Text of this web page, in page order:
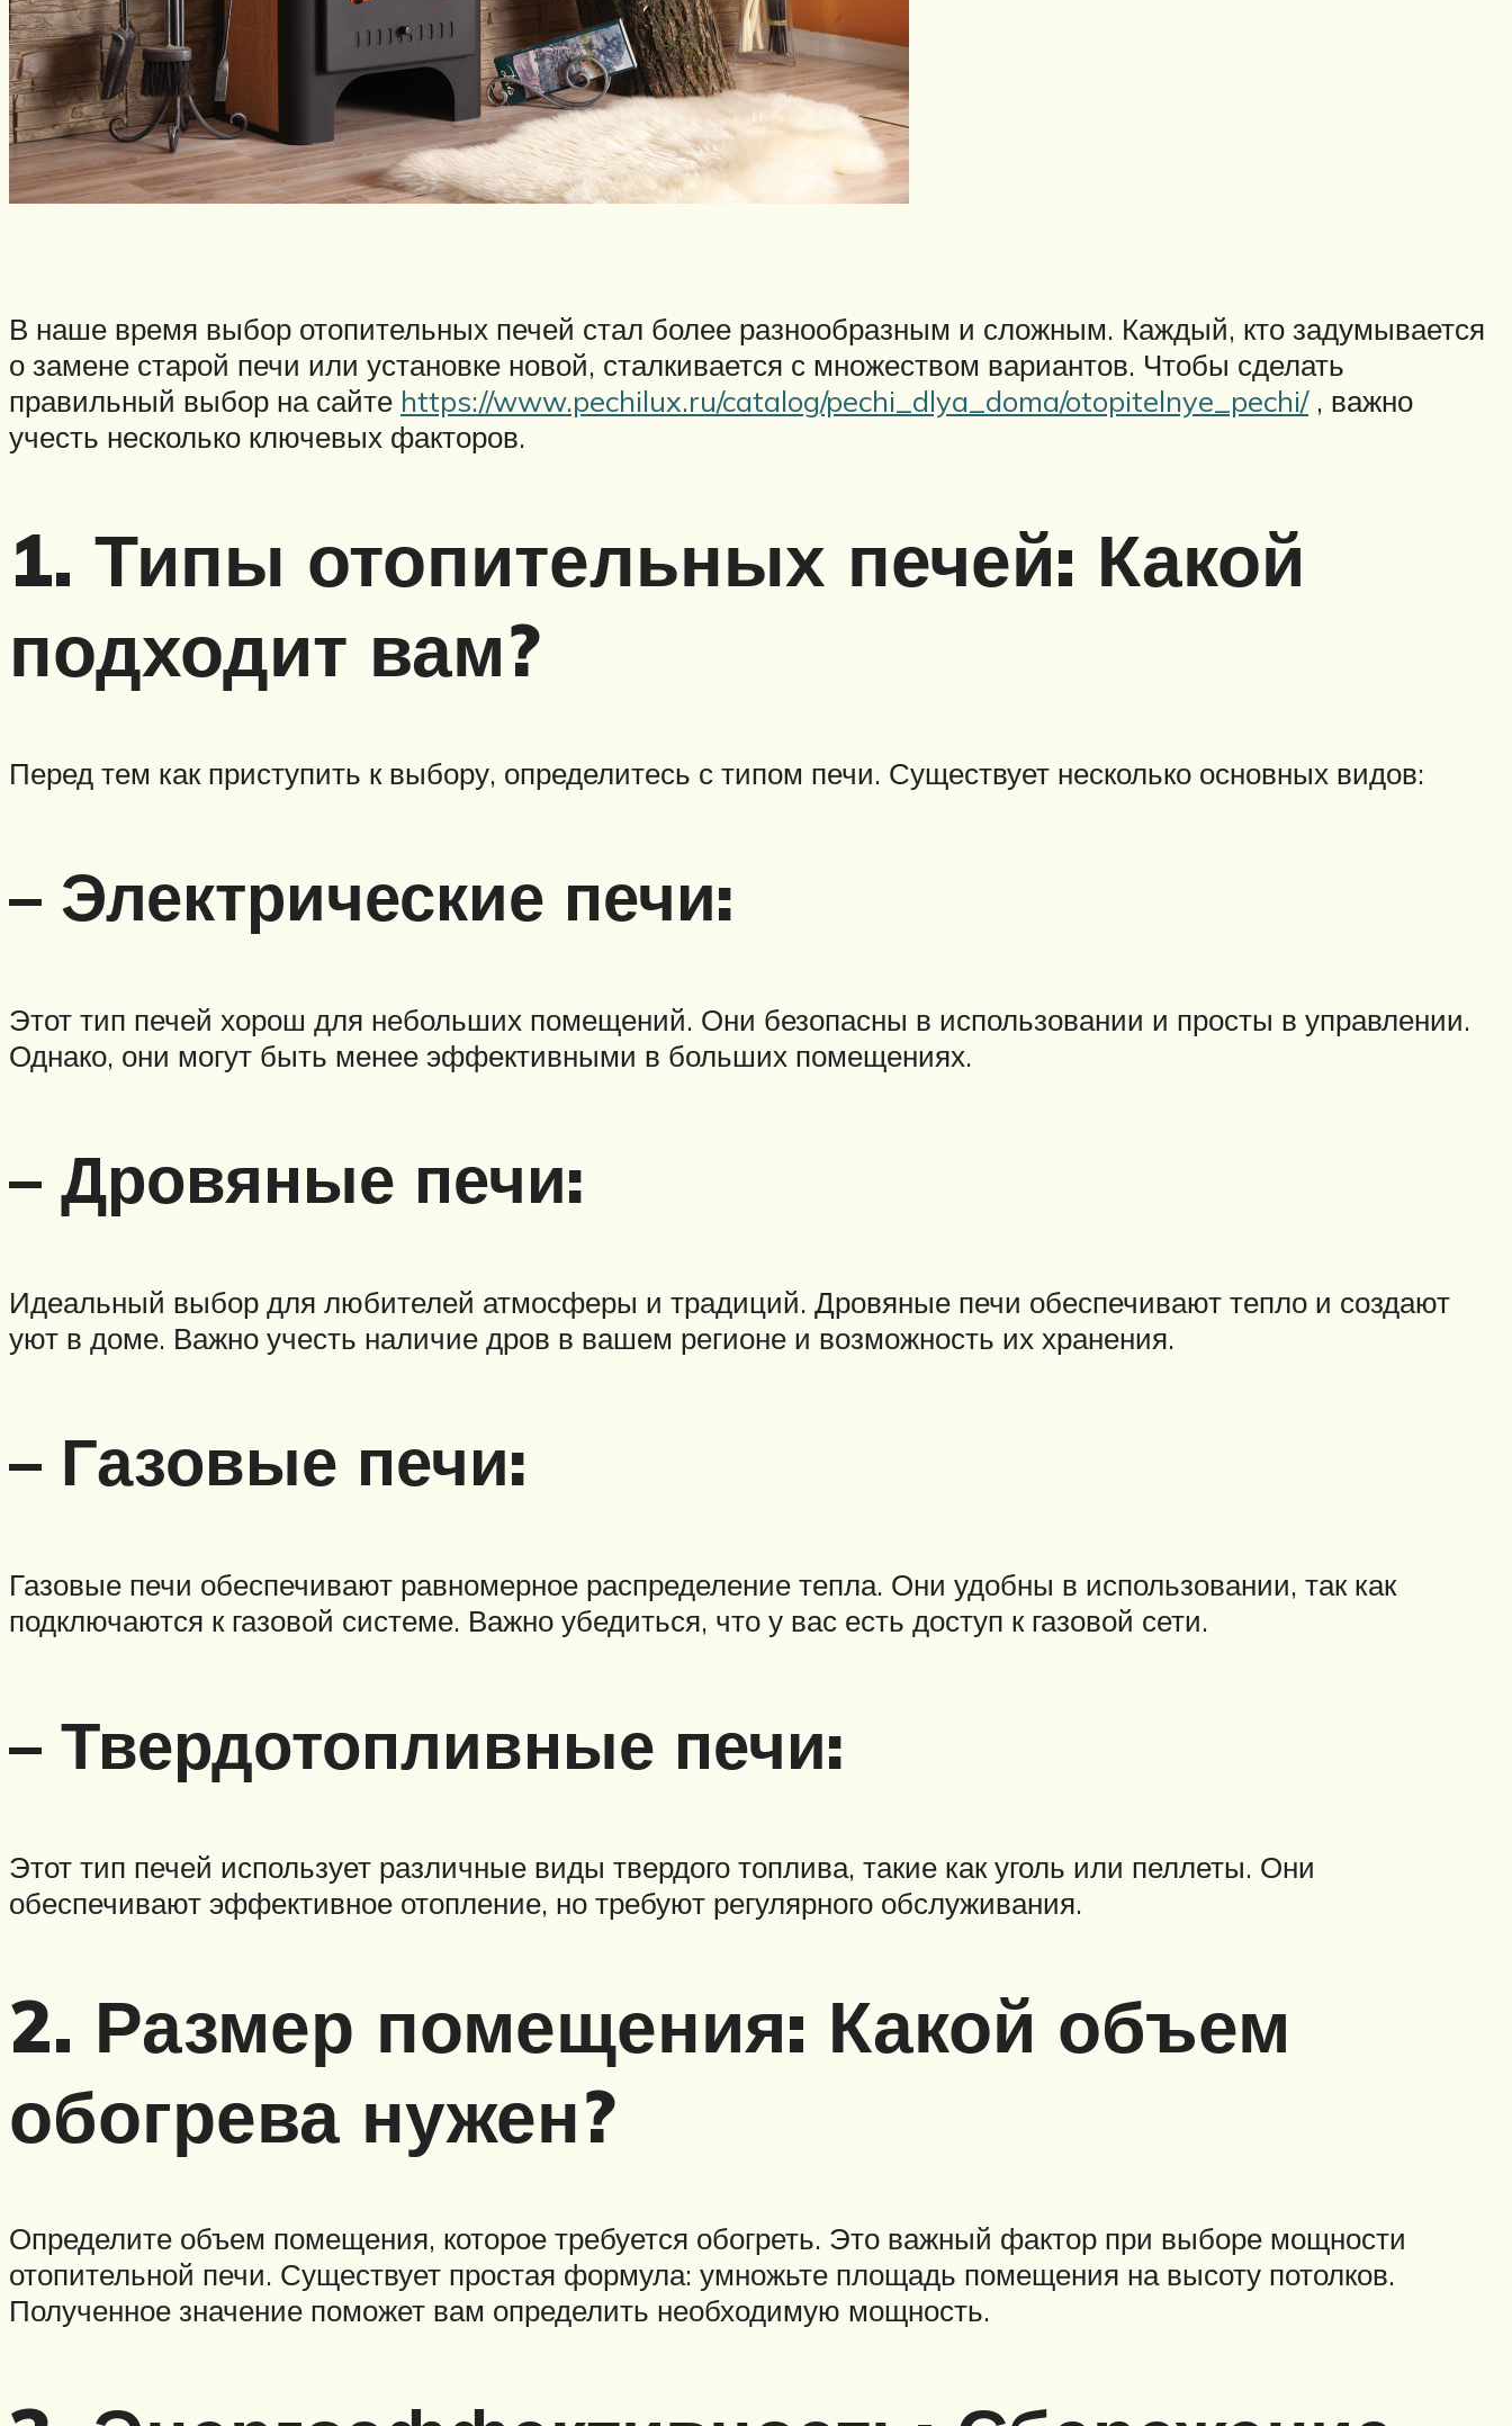
В наше время выбор отопительных печей стал более разнообразным и сложным. Каждый, кто задумывается
о замене старой печи или установке новой, сталкивается с множеством вариантов. Чтобы сделать
правильный выбор на сайте https://www.pechilux.ru/catalog/pechi_dlya_doma/otopitelnye_pechi/, важно
учесть несколько ключевых факторов.
1. Типы отопительных печей: Какой
подходит вам?
Перед тем как приступить к выбору, определитесь с типом печи. Существует несколько основных видов:
– Электрические печи:
Этот тип печей хорош для небольших помещений. Они безопасны в использовании и просты в управлении.
Однако, они могут быть менее эффективными в больших помещениях.
– Дровяные печи:
Идеальный выбор для любителей атмосферы и традиций. Дровяные печи обеспечивают тепло и создают
уют в доме. Важно учесть наличие дров в вашем регионе и возможность их хранения.
– Газовые печи:
Газовые печи обеспечивают равномерное распределение тепла. Они удобны в использовании, так как
подключаются к газовой системе. Важно убедиться, что у вас есть доступ к газовой сети.
– Твердотопливные печи:
Этот тип печей использует различные виды твердого топлива, такие как уголь или пеллеты. Они
обеспечивают эффективное отопление, но требуют регулярного обслуживания.
2. Размер помещения: Какой объем
обогрева нужен?
Определите объем помещения, которое требуется обогреть. Это важный фактор при выборе мощности
отопительной печи. Существует простая формула: умножьте площадь помещения на высоту потолков.
Полученное значение поможет вам определить необходимую мощность.